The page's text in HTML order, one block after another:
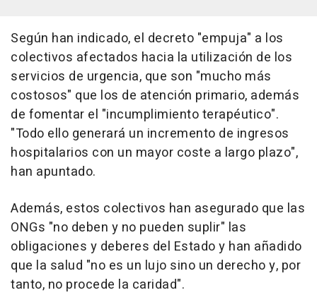
Según han indicado, el decreto "empuja" a los
colectivos afectados hacia la utilización de los
servicios de urgencia, que son "mucho más
costosos" que los de atención primario, además
de fomentar el "incumplimiento terapéutico".
"Todo ello generará un incremento de ingresos
hospitalarios con un mayor coste a largo plazo",
han apuntado.
Además, estos colectivos han asegurado que las
ONGs "no deben y no pueden suplir" las
obligaciones y deberes del Estado y han añadido
que la salud "no es un lujo sino un derecho y, por
tanto, no procede la caridad".